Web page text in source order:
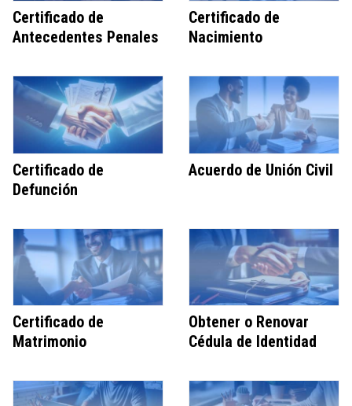
Certificado de
Antecedentes Penales
Certificado de
Nacimiento
Certificado de
Defunción
Acuerdo de Unión Civil
Certificado de
Matrimonio
Obtener o Renovar
Cédula de Identidad